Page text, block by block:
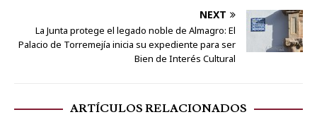
NEXT
La Junta protege el legado noble de Almagro: El
Palacio de Torremejía inicia su expediente para ser
Bien de Interés Cultural
ARTÍCULOS RELACIONADOS